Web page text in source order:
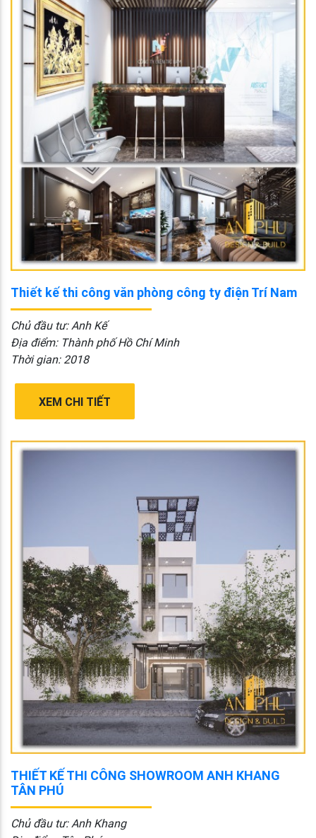
Thiết kế thi công văn phòng công ty điện Trí Nam
Chủ đầu tư: Anh Kế
Địa điểm: Thành phố Hồ Chí Minh
Thời gian: 2018
XEM CHI TIẾT
THIẾT KẾ THI CÔNG SHOWROOM ANH KHANG
TÂN PHÚ
Chủ đầu tư: Anh Khang